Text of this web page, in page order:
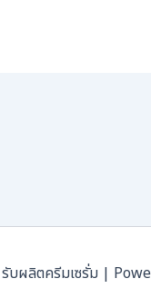
บผลิตครีมเซรั่ม |